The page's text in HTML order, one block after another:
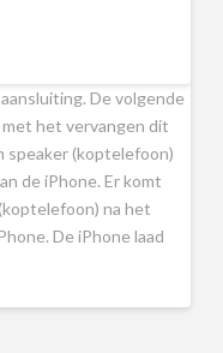
De volgende
het vervangen dit
speaker (koptelefoon)
de iPhone. Er komt
na het
De iPhone laad